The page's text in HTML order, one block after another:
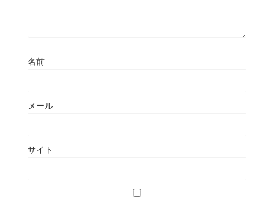
名前
メール
サイト